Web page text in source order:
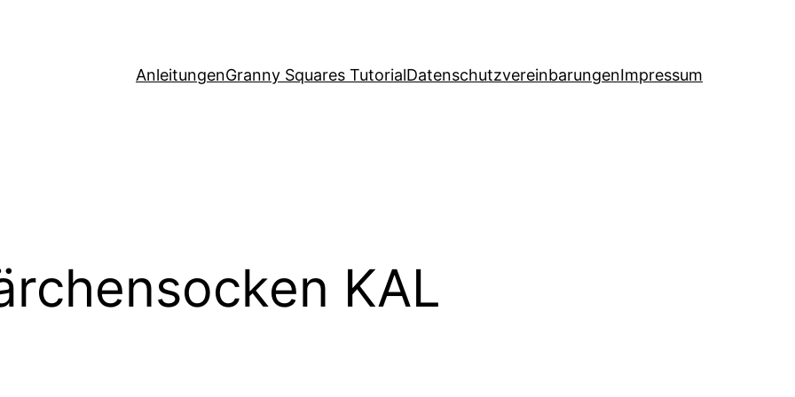
AnleitungenGranny Squares TutorialDatenschutzvereinbarungenImpressum
KAL